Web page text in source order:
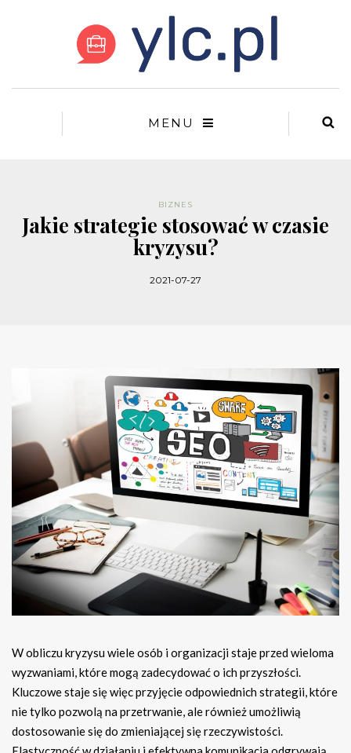
MENU
BIZNES
Jakie strategie stosować w czasie
kryzysu?
2021-07-27
W obliczu kryzysu wiele osób i organizacji staje przed wieloma
wyzwaniami, które mogą zadecydować o ich przyszłości.
Kluczowe staje się więc przyjęcie odpowiednich strategii, które
nie tylko pozwolą na przetrwanie, ale również umożliwią
dostosowanie się do zmieniającej się rzeczywistości.